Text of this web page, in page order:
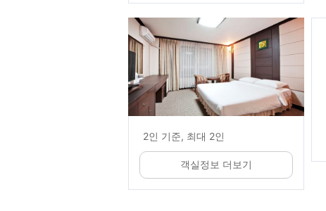
2인 기준, 최대 2인
객실정보 더보기